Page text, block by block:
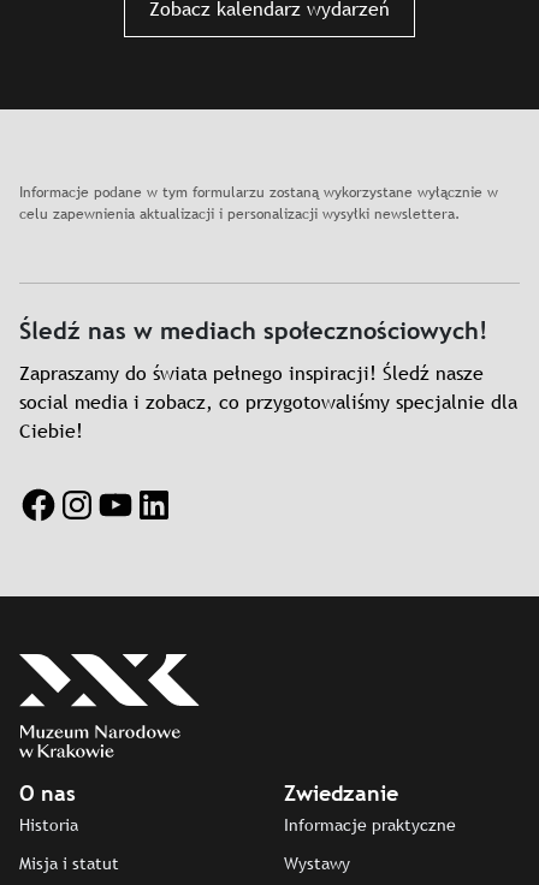
Zobacz kalendarz wydarzeń
Informacje podane w tym formularzu zostaną wykorzystane wyłącznie w
celu zapewnienia aktualizacji i personalizacji wysyłki newslettera.
Śledź nas w mediach społecznościowych!
Zapraszamy do świata pełnego inspiracji! Śledź nasze
social media i zobacz, co przygotowaliśmy specjalnie dla
Ciebie!
Facebook
Instagram
YouTube
LinkedIn
O nas
Historia
Misja i statut
Zwiedzanie
Informacje praktyczne
Wystawy